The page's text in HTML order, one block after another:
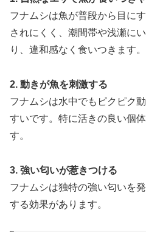
フナムシは魚が普段から目に
されにくく、潮間帯や浅瀬に
り、違和感なく食いつきます。
2. 動きが魚を刺激する
フナムシは水中でもピクピク
すいです。特に活きの良い個
す。
3. 強い匂いが惹きつける
フナムシは独特の強い匂いを
する効果があります。